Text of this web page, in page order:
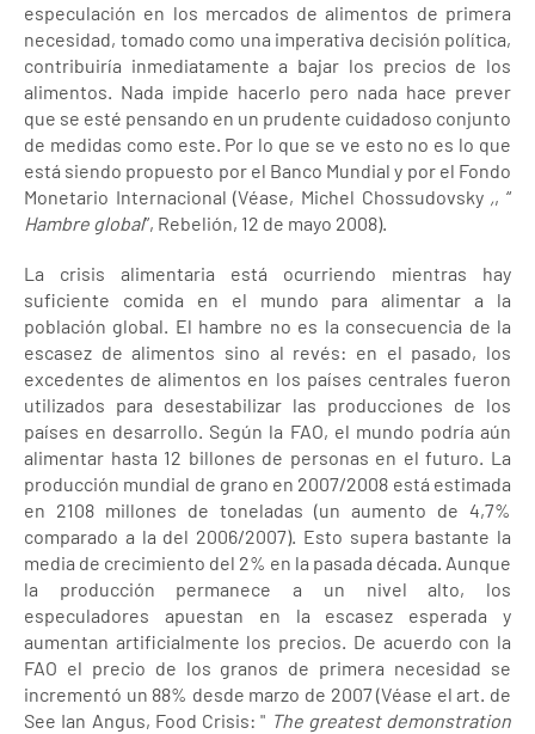
especulación en los mercados de alimentos de primera
necesidad, tomado como una imperativa decisión política,
contribuiría inmediatamente a bajar los precios de los
alimentos. Nada impide hacerlo pero nada hace prever
que se esté pensando en un prudente cuidadoso conjunto
de medidas como este. Por lo que se ve esto no es lo que
está siendo propuesto por el Banco Mundial y por el Fondo
Monetario Internacional (Véase, Michel Chossudovsky ,, “
Hambre global”, Rebelión, 12 de mayo 2008).
La crisis alimentaria está ocurriendo mientras hay
suficiente comida en el mundo para alimentar a la
población global. El hambre no es la consecuencia de la
escasez de alimentos sino al revés: en el pasado, los
excedentes de alimentos en los países centrales fueron
utilizados para desestabilizar las producciones de los
países en desarrollo. Según la FAO, el mundo podría aún
alimentar hasta 12 billones de personas en el futuro. La
producción mundial de grano en 2007/2008 está estimada
en 2108 millones de toneladas (un aumento de 4,7%
comparado a la del 2006/2007). Esto supera bastante la
media de crecimiento del 2% en la pasada década. Aunque
la producción permanece a un nivel alto, los
especuladores apuestan en la escasez esperada y
aumentan artificialmente los precios. De acuerdo con la
FAO el precio de los granos de primera necesidad se
incrementó un 88% desde marzo de 2007 (Véase el art. de
See Ian Angus, Food Crisis: " The greatest demonstration